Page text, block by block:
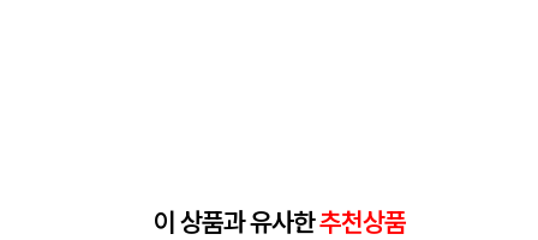
이 상품과 유사한추천상품